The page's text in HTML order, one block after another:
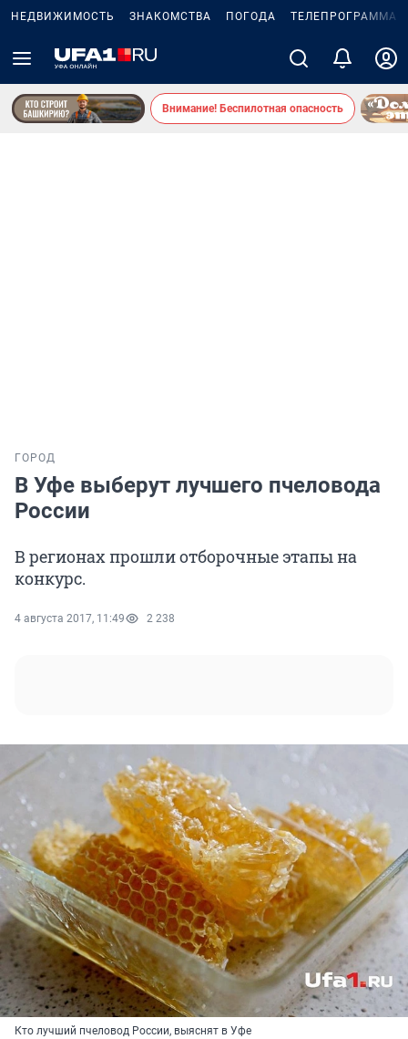
НЕДВИЖИМОСТЬ ЗНАКОМСТВА ПОГОДА ТЕЛЕПРОГРАММА
Внимание! Беспилотная опасность
ГОРОД
В Уфе выберут лучшего пчеловода
России
В регионах прошли отборочные этапы на
конкурс.
4 августа 2017, 11:49 2 238
Кто лучший пчеловод России, выяснят в Уфе